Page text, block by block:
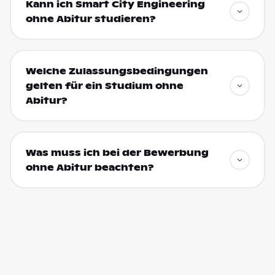
Kann ich Smart City Engineering
ohne Abitur studieren?
Welche Zulassungsbedingungen
gelten für ein Studium ohne
Abitur?
Was muss ich bei der Bewerbung
ohne Abitur beachten?